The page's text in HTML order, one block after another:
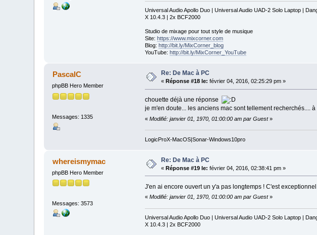
Universal Audio Apollo Duo | Universal Audio UAD-2 Solo Laptop |
X 10.4.3 | 2x BCF2000
Studio de mixage pour tout style de musique
Site: https://www.mixcorner.com
Blog: http://bit.ly/MixCorner_blog
YouTube: http://bit.ly/MixCorner_YouTube
PascalC
phpBB Hero Member
Messages: 1335
Re: De Mac à PC
« Réponse #18 le: février 04, 2016, 02:25:29 pm »
chouette déjà une réponse
je m'en doute... les anciens mac sont tellement recherchés....
« Modifié: janvier 01, 1970, 01:00:00 am par Guest»
LogicProX-MacOS|Sonar-Windows10pro
whereismymac
phpBB Hero Member
Messages: 3573
Re: De Mac à PC
«Réponse #19 le: février 04, 2016, 02:38:41 pm »
J'en ai encore ouvert un y'a pas longtemps ! C'est
« Modifié: janvier 01, 1970, 01:00:00 am par Guest»
Universal Audio Apollo Duo | Universal Audio UAD-2 Solo Laptop |
X 10.4.3 | 2x BCF2000